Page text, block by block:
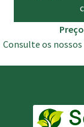
Consulte os nossos